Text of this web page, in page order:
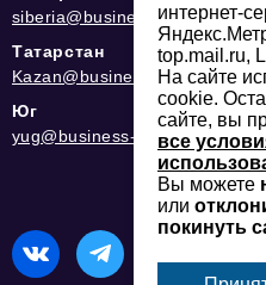
siberia@business-
Татарстан
Kazan@business-
Юг
yug@business-
интернет-
top.mail.ru,
На сайте
cookie.
сайте, вы
все
Вы можете
или
покинуть